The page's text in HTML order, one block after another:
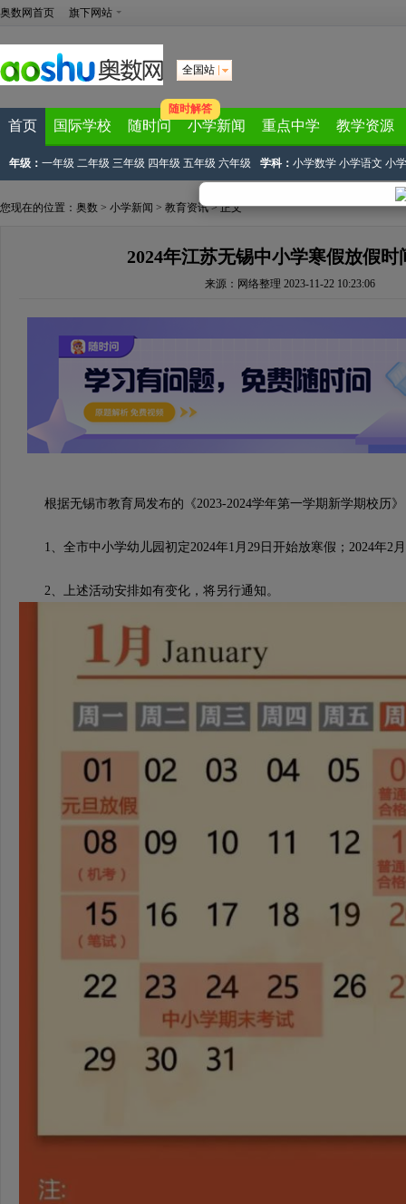
奥数网首页 旗下网站
全国站
首页 国际学校 随时问
随时解答
小学新闻 重点中学 教学资源
年级： 一年级 二年级 三年级 四年级 五年级 六年级 学科： 小学数学 小学语文 小
您现在的位置： 奥数 > 小学新闻 > 教育资讯> 正文
2024年江苏无锡中小学寒假放假时
来源： 网络整理 2023-11-22 10:23:06
根据无锡市教育局发布的《2023-2024学年第一学期新学期校历》
1、全市中小学幼儿园初定2024年1月29日开始放寒假；2024年2
2、上述活动安排如有变化，将另行通知。